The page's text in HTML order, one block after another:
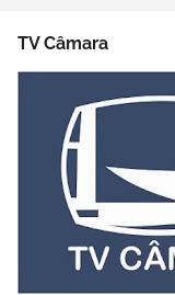
TV Câmara